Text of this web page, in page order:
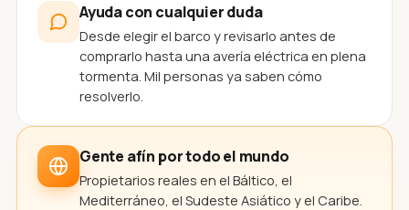
Ayuda con cualquier duda
Desde elegir el barco y revisarlo antes de
comprarlo hasta una avería eléctrica en plena
tormenta. Mil personas ya saben cómo
resolverlo.
Gente afín por todo el mundo
Propietarios reales en el Báltico, el
Mediterráneo, el Sudeste Asiático y el Caribe.